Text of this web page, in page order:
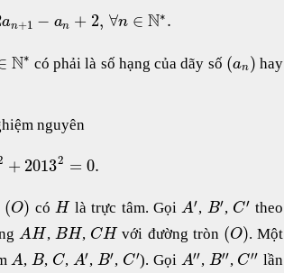
an+1 − an + 2, ∀n ∈ N∗.
N∗ có phải là số hạng của dãy số (an) hay
nguyên
+ 20132 = 0.
(O) cóH là trực tâm. GọiA′, B′, C′ theo
AH , BH, CH với đường tròn (O). Một
A, B, C, A′,B′, C′). Gọi A′′, B′′, C′′ lần